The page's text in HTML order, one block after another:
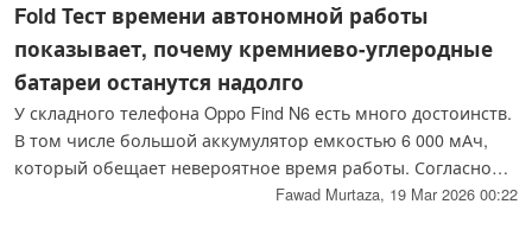
Fold Тест времени автономной работы
показывает, почему кремниево-углеродные
батареи останутся надолго
У складного телефона Oppo Find N6 есть много достоинств.
В том числе большой аккумулятор емкостью 6 000 мАч,
который обещает невероятное время работы. Согласно
обширному тесту времени автономной работы в
Fawad Murtaza, 19 Mar 2026 00:22